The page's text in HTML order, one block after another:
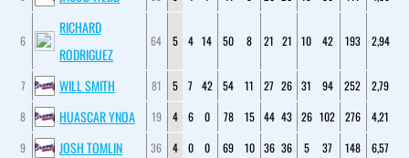
6
RICHARD
RODRIGUEZ
64 5 4 14 50 8 21 21 10 42 193 2,94
7 WILL SMITH 81 5 7 42 54 11 27 26 31 94 252
2,79
8
HUASCAR YNOA 19 4 6 0 78 15 44 43 26 102 276
4,21
9
JOSH TOMLIN 36 4 0 0 69 10 36 36 5 37 148
6,57